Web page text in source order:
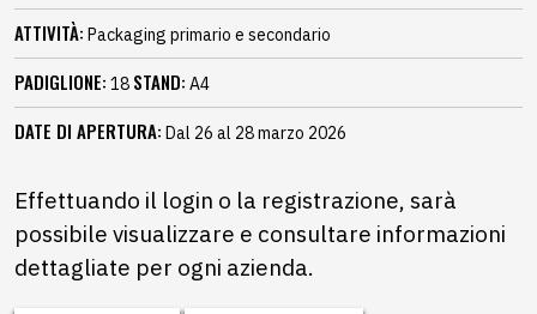
ATTIVITÀ: Packaging primario e secondario
PADIGLIONE: 18 STAND: A4
DATE DI APERTURA: Dal 26 al 28 marzo 2026
Effettuando il login o la registrazione, sarà
possibile visualizzare e consultare informazioni
dettagliate per ogni azienda.